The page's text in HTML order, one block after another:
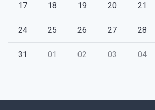
17 18 19 20 21
24 25 26 27 28
31 01 02 03 04